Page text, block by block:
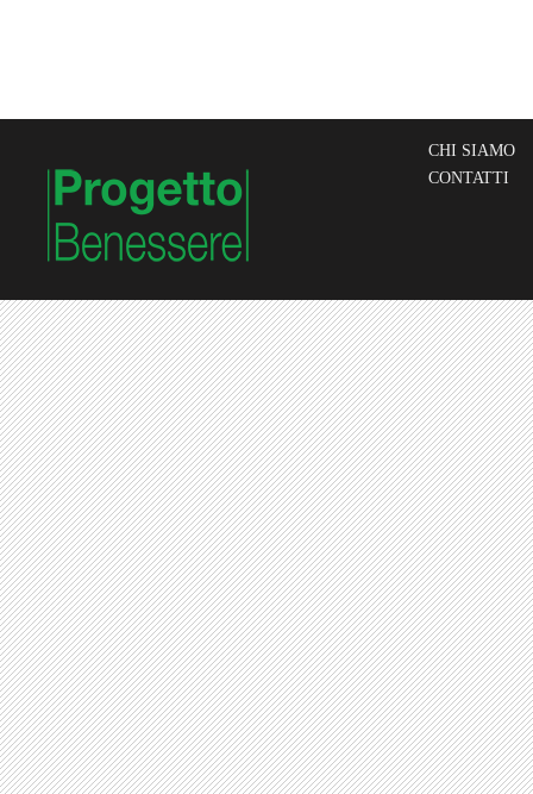
CHI SIAMO
CONTATTI